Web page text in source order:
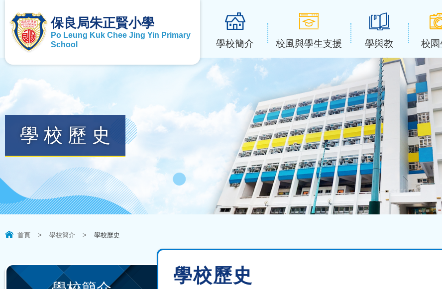
保良局朱正賢小學
Po Leung Kuk Chee Jing Yin Primary
School
學校簡介 校風與學生支援 學與教 校
學校歷史
首頁 > 學校簡介 > 學校歷史
學校歷史